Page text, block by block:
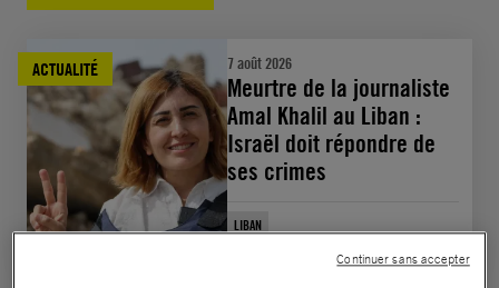
ACTUALITÉ 7 août 2026
Meurtre de la journaliste
Amal Khalil au Liban :
Israël doit répondre de
ses crimes
LIBAN
Continuer sans accepter